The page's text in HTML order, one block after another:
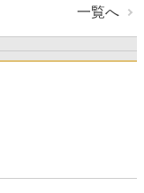
一覧へ